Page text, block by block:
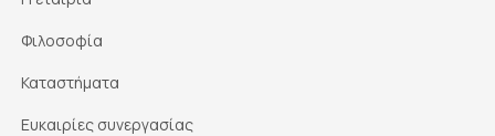
Φιλοσοφία
Καταστήματα
Ευκαιρίες συνεργασίας